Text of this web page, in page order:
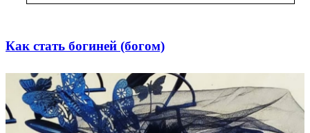
Как стать богиней (богом)